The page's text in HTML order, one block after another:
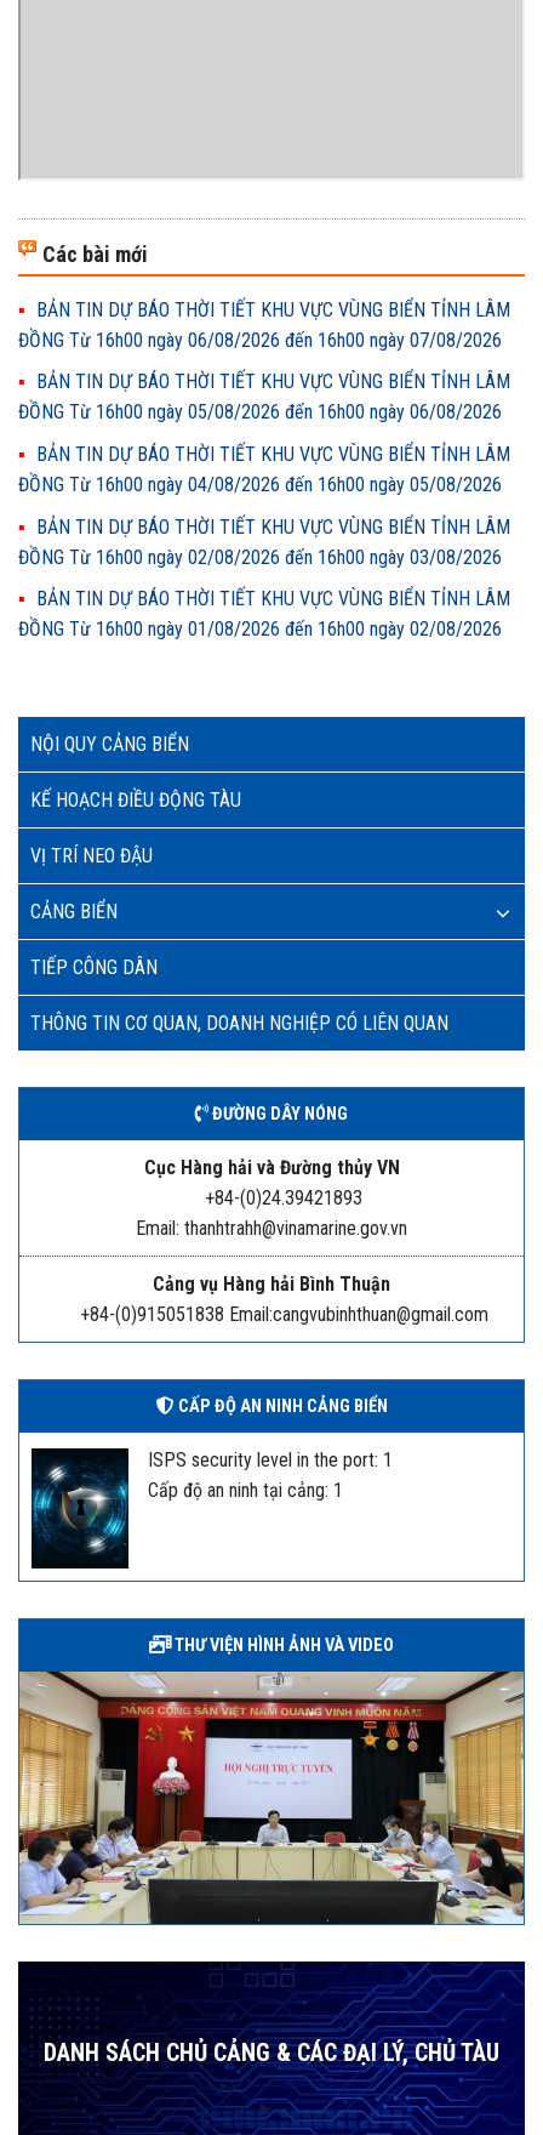
NỘI QUY CẢNG BIỂN
KẾ HOẠCH ĐIỀU ĐỘNG TÀU
VỊ TRÍ NEO ĐẬU
CẢNG BIỂN
TIẾP CÔNG DÂN
THÔNG TIN CƠ QUAN, DOANH NGHIỆP CÓ LIÊN QUAN
ĐƯỜNG DÂY NÓNG
Cục Hàng hải và Đường thủy VN
+84-(0)24.39421893
Email: thanhtrahh@vinamarine.gov.vn
Cảng vụ Hàng hải Bình Thuận
+84-(0)915051838 Email:cangvubinhthuan@gmail.com
CẤP ĐỘ AN NINH CẢNG BIỂN
ISPS security level in the port: 1
Cấp độ an ninh tại cảng: 1
THƯ VIỆN HÌNH ẢNH VÀ VIDEO
DANH SÁCH CHỦ CẢNG & CÁC ĐẠI LÝ, CHỦ TÀU
Các bài mới
BẢN TIN DỰ BÁO THỜI TIẾT KHU VỰC VÙNG BIỂN TỈNH LÂM
ĐỒNG Từ 16h00 ngày 06/08/2026 đến 16h00 ngày 07/08/2026
BẢN TIN DỰ BÁO THỜI TIẾT KHU VỰC VÙNG BIỂN TỈNH LÂM
ĐỒNG Từ 16h00 ngày 05/08/2026 đến 16h00 ngày 06/08/2026
BẢN TIN DỰ BÁO THỜI TIẾT KHU VỰC VÙNG BIỂN TỈNH LÂM
ĐỒNG Từ 16h00 ngày 04/08/2026 đến 16h00 ngày 05/08/2026
BẢN TIN DỰ BÁO THỜI TIẾT KHU VỰC VÙNG BIỂN TỈNH LÂM
ĐỒNG Từ 16h00 ngày 02/08/2026 đến 16h00 ngày 03/08/2026
BẢN TIN DỰ BÁO THỜI TIẾT KHU VỰC VÙNG BIỂN TỈNH LÂM
ĐỒNG Từ 16h00 ngày 01/08/2026 đến 16h00 ngày 02/08/2026